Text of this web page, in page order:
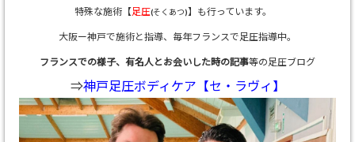
特殊な施術【足圧(そくあつ)】も行っています。
大阪ー神戸で施術と指導、 毎年フランスで足圧指導中。
フランスでの様子、有名人とお会いした時の記事等の足圧ブログ
⇒神戸足圧ボディケア【セ・ラヴィ】